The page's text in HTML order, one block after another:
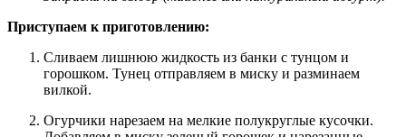
Приступаем к приготовлению:
Сливаем лишнюю жидкость из банки с тунцом и
горошком. Тунец отправляем в миску и разминаем
вилкой.
Огурчики нарезаем на мелкие полукруглые кусочки.